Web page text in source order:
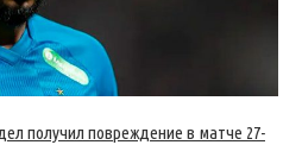
получил повреждение в матче 27-